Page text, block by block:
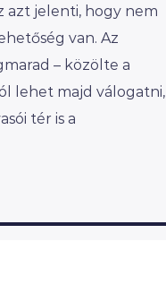
azt jelenti, hogy nem
van. Az
– közölte a
lehet majd válogatni,
tér is a